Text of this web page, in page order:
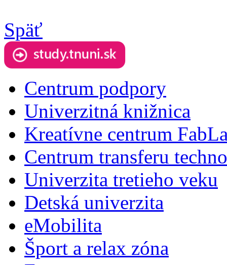
Späť
Centrum podpory
Univerzitná knižnica
Kreatívne centrum
Centrum transferu
Univerzita tretieho veku
Detská univerzita
eMobilita
Šport a relax zóna